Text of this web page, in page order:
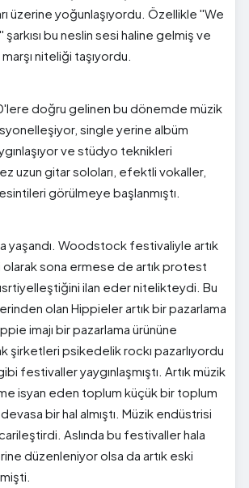
üzerine yoğunlaşıyordu. Özellikle ''We
bu neslin sesi haline gelmiş ve
niteliği taşıyordu.
doğru gelinen bu dönemde müzik
single yerine albüm
ve stüdyo teknikleri
uzun gitar soloları, efektli vokaller,
görülmeye başlanmıştı.
yaşandı. Woodstock festivaliyle artık
sona ermese de artık protest
ilan eder nitelikteydi. Bu
olan Hippieler artık bir pazarlama
imajı bir pazarlama ürününe
şirketleri psikedelik rockı pazarlıyordu
festivaller yaygınlaşmıştı. Artık müzik
isyan eden toplum küçük bir toplum
bir hal almıştı. Müzik endüstrisi
Aslında bu festivaller hala
düzenleniyor olsa da artık eski